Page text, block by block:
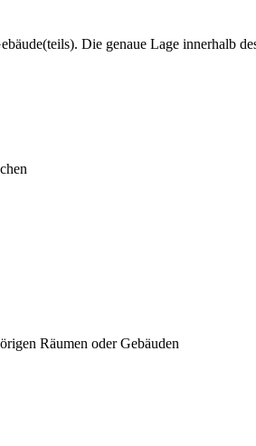
Die genaue Lage innerhalb
Räumen oder Gebäuden